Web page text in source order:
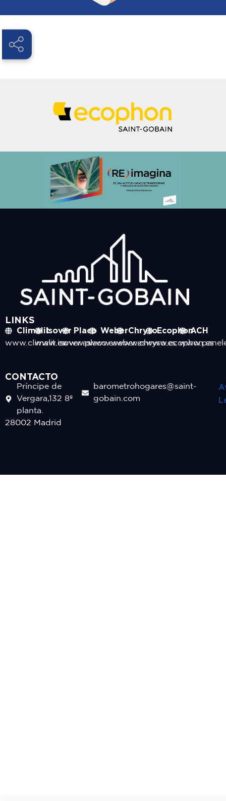
LINKS
Climalit
www.climalit.es
Isover
www.isover.es
Placo
www.placo.es
Weber
www.weber.es
Chryso
www.chryso.es
Ecophon
www.ecophon.es
ACH
CONTACTO
Príncipe de
Vergara,132 8º
planta.
28002 Madrid
barometrohogares@saint-
gobain.com